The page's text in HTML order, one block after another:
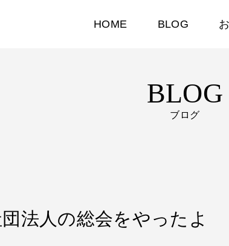
HOME BLOG
BLOG
ブログ
法人の総会をやったよ